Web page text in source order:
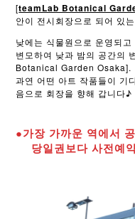
[teamLab Botanical
안이 전시회장으로 되어 있
낮에는 식물원으로 운영되
변모하여 낮과 밤의 공간의
Botanical Garden Osaka].
과연 어떤 아트 작품들이 기
음으로 회장을 향해 갑니다♪
●가장 가까운 역에서
당일권보다 사전예